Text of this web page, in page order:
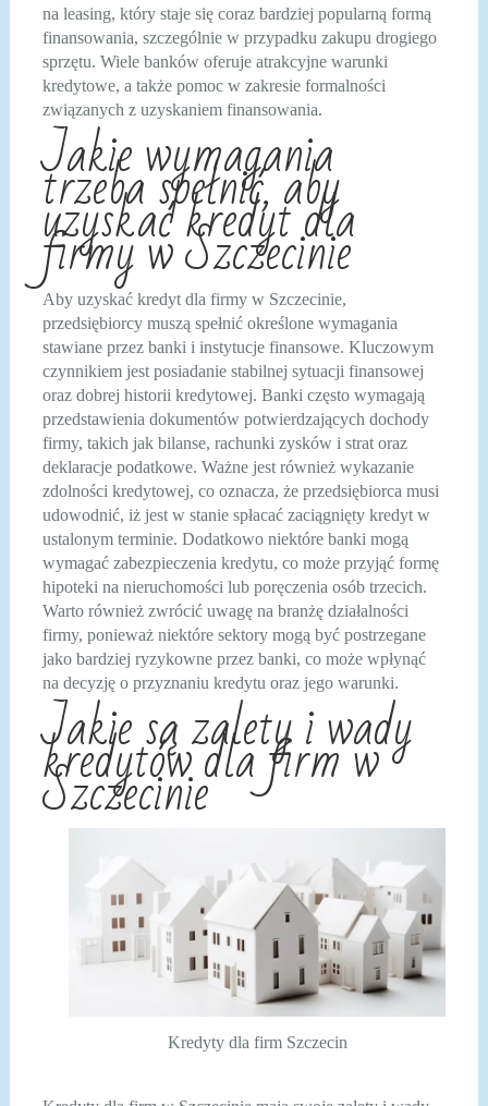
na leasing, który staje się coraz bardziej popularną formą
finansowania, szczególnie w przypadku zakupu drogiego
sprzętu. Wiele banków oferuje atrakcyjne warunki
kredytowe, a także pomoc w zakresie formalności
związanych z uzyskaniem finansowania.
Jakie wymagania
trzeba spełnić, aby
uzyskać kredyt dla
firmy w Szczecinie
Aby uzyskać kredyt dla firmy w Szczecinie,
przedsiębiorcy muszą spełnić określone wymagania
stawiane przez banki i instytucje finansowe. Kluczowym
czynnikiem jest posiadanie stabilnej sytuacji finansowej
oraz dobrej historii kredytowej. Banki często wymagają
przedstawienia dokumentów potwierdzających dochody
firmy, takich jak bilanse, rachunki zysków i strat oraz
deklaracje podatkowe. Ważne jest również wykazanie
zdolności kredytowej, co oznacza, że przedsiębiorca musi
udowodnić, iż jest w stanie spłacać zaciągnięty kredyt w
ustalonym terminie. Dodatkowo niektóre banki mogą
wymagać zabezpieczenia kredytu, co może przyjąć formę
hipoteki na nieruchomości lub poręczenia osób trzecich.
Warto również zwrócić uwagę na branżę działalności
firmy, ponieważ niektóre sektory mogą być postrzegane
jako bardziej ryzykowne przez banki, co może wpłynąć
na decyzję o przyznaniu kredytu oraz jego warunki.
Jakie są zalety i wady
kredytów dla firm w
Szczecinie
Kredyty dla firm Szczecin